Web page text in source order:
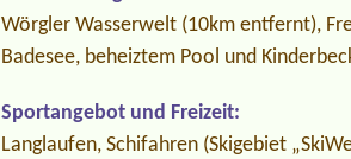
Wörgler Wasserwelt (10km entfernt),
Badesee, beheiztem Pool und
Sportangebot und Freizeit:
Langlaufen, Schifahren (Skigebiet